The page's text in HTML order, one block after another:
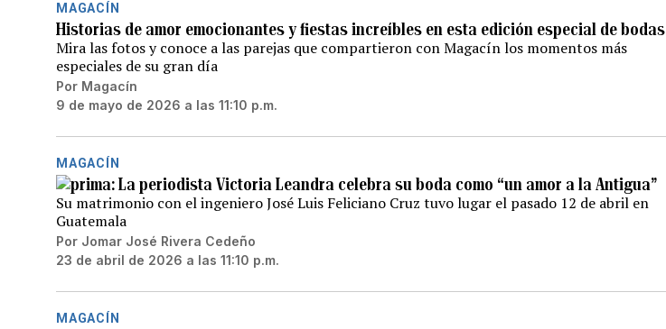
MAGACÍN
Historias de amor emocionantes y fiestas increíbles en esta edición especial de bodas
Mira las fotos y conoce a las parejas que compartieron con Magacín los momentos más
especiales de su gran día
Por Magacín
9 de mayo de 2026 a las 11:10 p.m.
MAGACÍN
La periodista Victoria Leandra celebra su boda como “un amor a la Antigua”
Su matrimonio con el ingeniero José Luis Feliciano Cruz tuvo lugar el pasado 12 de abril en
Guatemala
Por Jomar José Rivera Cedeño
23 de abril de 2026 a las 11:10 p.m.
MAGACÍN